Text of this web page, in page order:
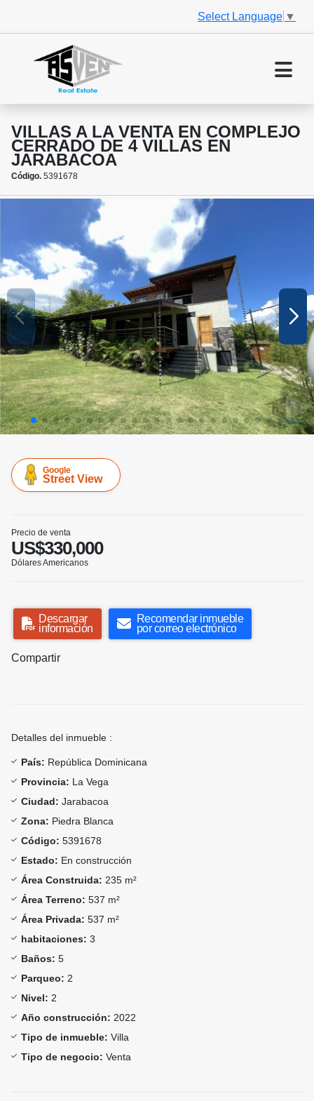
Select Language ▼
VILLAS A LA VENTA EN COMPLEJO
CERRADO DE 4 VILLAS EN
JARABACOA
Código. 5391678
Google
Street View
Precio de venta
US$330,000
Dólares Americanos
Descargar
información
Recomendar inmueble
por correo electrónico
Compartir
Detalles del inmueble :
País: República Dominicana
Provincia: La Vega
Ciudad: Jarabacoa
Zona: Piedra Blanca
Código: 5391678
Estado: En construcción
Área Construida: 235 m²
Área Terreno: 537 m²
Área Privada: 537 m²
habitaciones: 3
Baños: 5
Parqueo: 2
Nivel: 2
Año construcción: 2022
Tipo de inmueble: Villa
Tipo de negocio: Venta